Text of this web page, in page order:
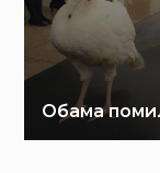
Обама